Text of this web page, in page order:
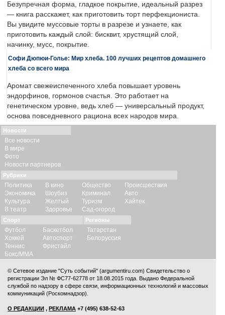
Безупречная форма, гладкое покрытие, идеальный разрез
— книга расскажет, как приготовить торт перфекциониста.
Вы увидите муссовые торты в разрезе и узнаете, как
приготовить каждый слой: бисквит, хрустящий слой,
начинку, мусс, покрытие.
Софи Дюпюи-Голье: Мир хлеба. 100 лучших рецептов домашнего
хлеба со всего мира
Аромат свежеиспеченного хлеба повышает уровень
эндорфинов, гормонов счастья. Это работает на
генетическом уровне, ведь хлеб — универсальный продукт,
основа повседневного рациона всех народов мира.
Новости
Все новости
В мире
Фото
Новости партнеров
Рубрики
Политика
Экономика
Культура
В театр
В кино
Шоубиз
Желтый
Здоровье
Общество
Криминал
Туризм
Сад-огород
Происшествия
Авто
Хайтек
Спорт
Футбол
Хоккей
Теннис
Бокс/ММА
Баскетбол
Автоспорт
Фристайл
Регионы
Татарстан
Белоруссия
© Сетевое издание "Суть событий" (argumentiru.com) Свидетельство о
регистрации Эл № ФС77-62778 от 18.08.2015 года. Выдано Федеральной
службой по надзору в сфере связи, информационных технологий и массовых
коммуникаций (Роскомнадзор).
О РЕДАКЦИИ , РЕКЛАМА +7 (495) 638-52-63